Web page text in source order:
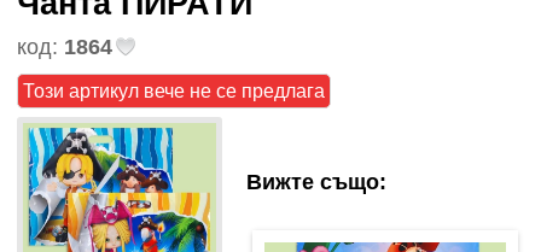
код: 1864
Този артикул вече не се предлага
Вижте също: